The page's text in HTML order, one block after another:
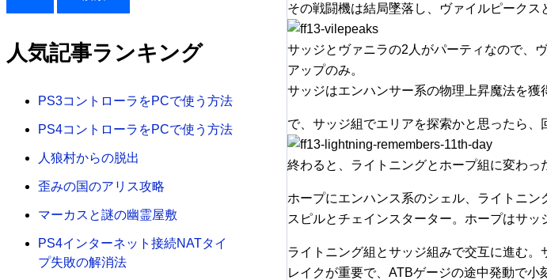
対
象
:人気記事ランキング
PS3コントローラをPCで使う方法
PS4コントローラをPCで使う方法
人狼村からの脱出
歪みの国のアリス攻略
マーカスと謎の幽霊屋敷
PS4インターネット接続NATタイ
プ失敗の解消法
その戦闘機は結局墜落し、ヴァイルピークス
サッジとヴァニラの2人がパーティなので、
アップのみ。
サッジはエンハンサー系の物理上昇魔法を獲
で、サッジ組でエリアを探索かと思ったら、
終わると、ライトニングとホープ組に変わっ
ホープにエンハンス系のシェル、ライトニ
スピルとチェインスターター。ホープはサッ
ライトニング組とサッジ組みで交互に進む
レイクが重要で、ATBゲージの途中発動で小